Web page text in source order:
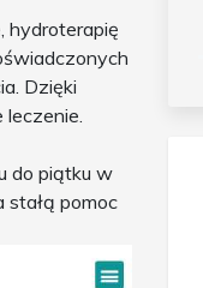
hydroterapię
Dzięki
do piątku w
pomoc